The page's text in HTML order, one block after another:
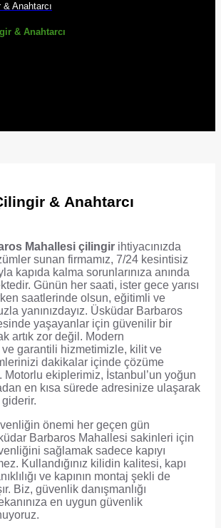
Anahtarcı
& Anahtarcı
& Anahtarcı
Mahallesi çilingir ihtiyacınızda
sunan firmamız, 7/24 kesintisiz
kapıda kalma sorunlarınıza anında
Günün her saati, ister gece yarısı
saatlerinde olsun, eğitimli ve
yanınızdayız. Üsküdar Barbaros
yaşayanlar için güvenilir bir
artık zor değil. Modern
ve garantili hizmetimizle, kilit ve
dakikalar içinde çözüme
Motorlu ekiplerimiz, İstanbul’un yoğun
en kısa sürede adresinize ulaşarak
önemi her geçen gün
Barbaros Mahallesi sakinleri için
sağlamak sadece kapıyı
Kullandığınız kilidin kalitesi, kapı
ve kapının montaj şekli de
Biz, güvenlik danışmanlığı
en uygun güvenlik